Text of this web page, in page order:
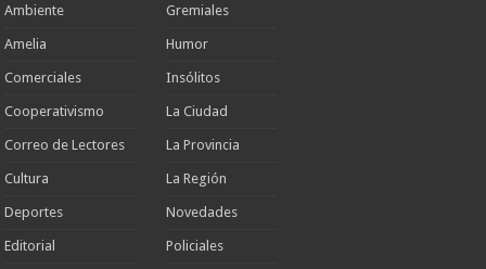
Ambiente
Amelia
Comerciales
Cooperativismo
Correo de Lectores
Cultura
Deportes
Editorial
Gremiales
Humor
Insólitos
La Ciudad
La Provincia
La Región
Novedades
Policiales